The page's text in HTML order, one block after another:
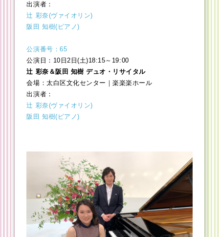
出演者：
辻 彩奈(ヴァイオリン)
阪田 知樹(ピアノ)
公演番号：65
公演日：10日2日(土)18:15～19:00
辻 彩奈＆阪田 知樹 デュオ・リサイタル
会場：太白区文化センター｜楽楽楽ホール
出演者：
辻 彩奈(ヴァイオリン)
阪田 知樹(ピアノ)